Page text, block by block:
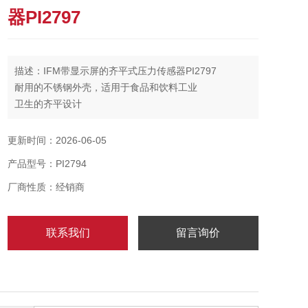
器PI2797
描述：IFM带显示屏的齐平式压力传感器PI2797
耐用的不锈钢外壳，适用于食品和饮料工业
卫生的齐平设计
更新时间：2026-06-05
产品型号：PI2794
厂商性质：经销商
联系我们 留言询价